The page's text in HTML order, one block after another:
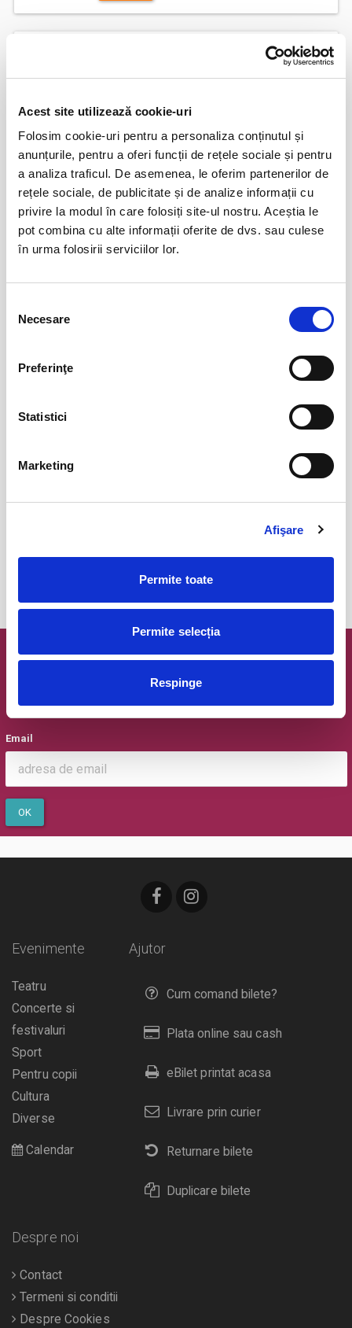
Acest site utilizează cookie-uri
Folosim cookie-uri pentru a personaliza conținutul și
anunțurile, pentru a oferi funcții de rețele sociale și pentru
a analiza traficul. De asemenea, le oferim partenerilor de
rețele sociale, de publicitate și de analize informații cu
privire la modul în care folosiți site-ul nostru. Aceștia le
pot combina cu alte informații oferite de dvs. sau culese
în urma folosirii serviciilor lor.
consimțământului
Necesare
Preferinţe
Statistici
Marketing
Afişare
Permite toate
Permite selecția
Respinge
BILETE
08
aug
O femeie impartita la doi
BILETE
08
aug
08
Newsletter @ Bilete.ro
Email
OK
Ajutor
Cum comand bilete?
Plata online sau cash
eBilet printat acasa
Livrare prin curier
Returnare bilete
Duplicare bilete
Evenimente
Teatru
Concerte si
festivaluri
Sport
Pentru copii
Cultura
Diverse
Calendar
Despre noi
Contact
Termeni si conditii
Despre Cookies